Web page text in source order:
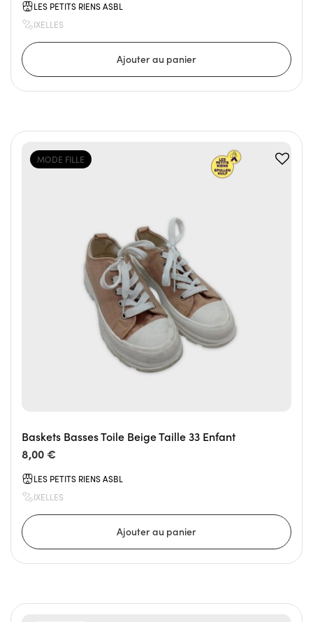
LES PETITS RIENS ASBL
IXELLES
MODE FILLE
Baskets Basses Toile Beige Taille 33 Enfant
8,00 €
LES PETITS RIENS ASBL
IXELLES